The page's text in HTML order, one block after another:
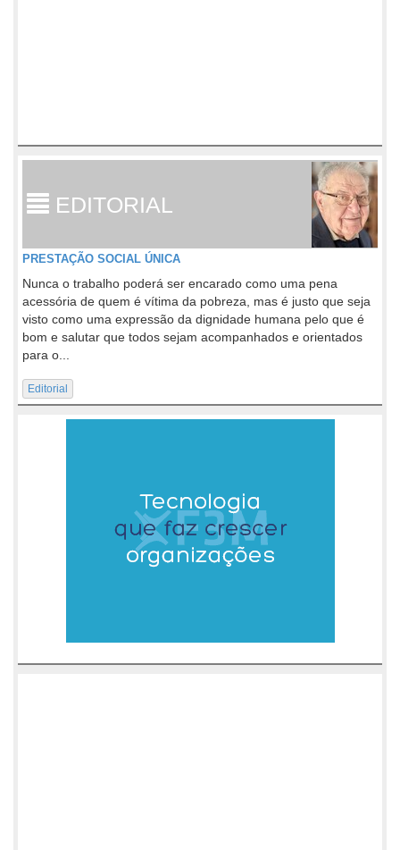
EDITORIAL
PRESTAÇÃO SOCIAL ÚNICA
Nunca o trabalho poderá ser encarado como uma pena
acessória de quem é vítima da pobreza, mas é justo que seja
visto como uma expressão da dignidade humana pelo que é
bom e salutar que todos sejam acompanhados e orientados
para o...
Editorial